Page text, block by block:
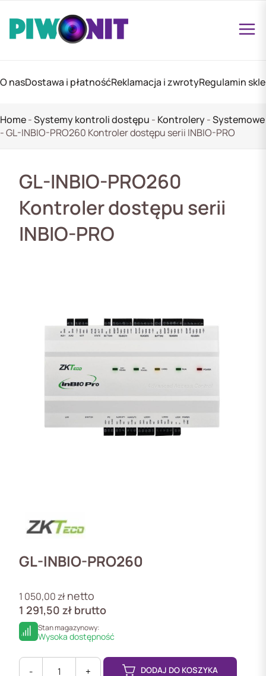
O nasDostawa i płatnośćReklamacja i zwrotyRegulamin
Home-Systemy kontroli dostępu - Kontrolery-Systemowe
-GL-INBIO-PRO260 Kontroler dostępu serii INBIO-PRO
GL-INBIO-PRO260
Kontroler dostępu serii
INBIO-PRO
GL-INBIO-PRO260
1 050,00złnetto
1 291,50 zł brutto
Stan magazynowy:
Wysoka dostępność
- + DODAJ DO KOSZYKA